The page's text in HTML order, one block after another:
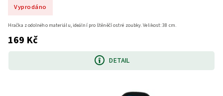
Vyprodáno
169 Kč
DETAIL
Hračka z odolného materiálu, ideální pro štěněčí ostré zoubky. Velikost: 38 cm.